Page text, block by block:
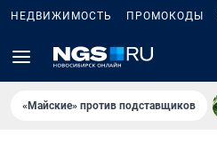
НЕДВИЖИМОСТЬ ПРОМОКОДЫ
«Майские» против подставщиков